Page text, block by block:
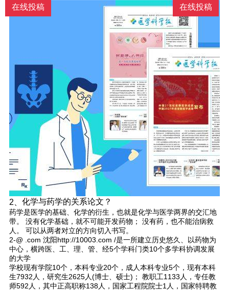
2、 化学与药学的关系论文？
药学是医学的基础、化学的衍生，也就是化学与医学两界的交汇地
带。 没有化学基础，就不可能开发药物； 没有药，也不能治病救
人。 可以从两者对立的方向切入书写。
2-@ .com 沈阳http://10003.com /是一所建立历史悠久、以药物为
中心，横跨医、工、理、管、经5个学科门类10个多学科协调发展
的大学
学校现有学院10个，本科专业20个，成人本科专业5个，现有本科
生7932人，研究生2625人(博士、硕士)； 教职工1133人，专任教
师592人，其中正高职称138人，国家工程院院士1人，国家特聘教
在线投稿
在线投稿